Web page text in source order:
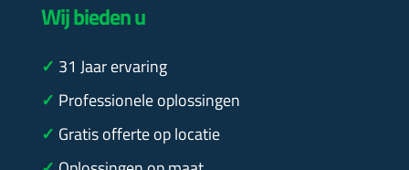
Wij bieden u
✓ 31 Jaar ervaring
✓ Professionele oplossingen
✓ Gratis offerte op locatie